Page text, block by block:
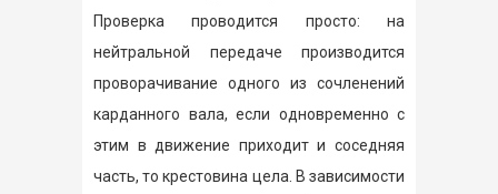
Проверка проводится просто: на
нейтральной передаче производится
проворачивание одного из сочленений
карданного вала, если одновременно с
этим в движение приходит и соседняя
часть, то крестовина цела. В зависимости